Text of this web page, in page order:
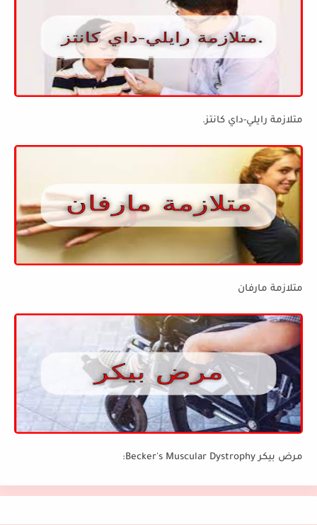
متلازمة رايلي-داي كانتز.
متلازمة مارفان
مرض بيكر Becker's Muscular Dystrophy: